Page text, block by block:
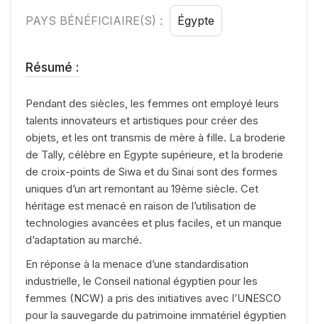
PAYS BÉNÉFICIAIRE(S) : Égypte
Résumé :
Pendant des siècles, les femmes ont employé leurs
talents innovateurs et artistiques pour créer des
objets, et les ont transmis de mère à fille. La broderie
de Tally, célèbre en Egypte supérieure, et la broderie
de croix-points de Siwa et du Sinai sont des formes
uniques d’un art remontant au 19ème siècle. Cet
héritage est menacé en raison de l’utilisation de
technologies avancées et plus faciles, et un manque
d’adaptation au marché.
En réponse à la menace d’une standardisation
industrielle, le Conseil national égyptien pour les
femmes (NCW) a pris des initiatives avec l’UNESCO
pour la sauvegarde du patrimoine immatériel égyptien